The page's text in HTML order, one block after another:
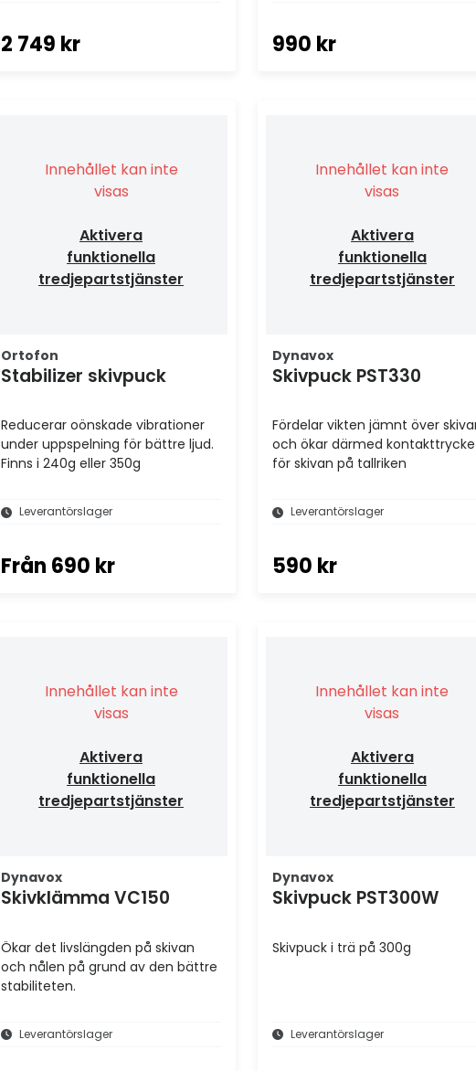
2 749 kr 990 kr
Innehållet kan inte
visas
Aktivera
funktionella
tredjepartstjänster
Ortofon
Stabilizer skivpuck
Reducerar oönskade vibrationer
under uppspelning för bättre ljud.
Finns i 240g eller 350g
Leverantörslager
Från 690 kr
Innehållet kan inte
visas
Aktivera
funktionella
tredjepartstjänster
Dynavox
Skivpuck PST330
Fördelar vikten jämnt över
och ökar därmed
för skivan på tallriken
Leverantörslager
590 kr
Innehållet kan inte
visas
Aktivera
funktionella
tredjepartstjänster
Dynavox
Skivklämma VC150
Ökar det livslängden på skivan
och nålen på grund av den bättre
stabiliteten.
Leverantörslager
Innehållet kan inte
visas
Aktivera
funktionella
tredjepartstjänster
Dynavox
Skivpuck PST300W
Skivpuck i trä på 300g
Leverantörslager